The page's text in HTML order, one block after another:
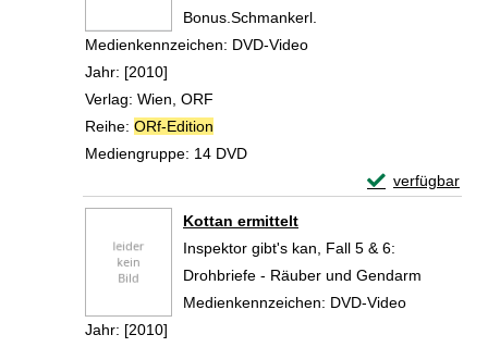
Bonus.Schmankerl.
Suche nach diesem Verfasser
Medienkennzeichen: DVD-Video
Jahr: [2010]
Verlag: Wien, ORF
Reihe: ORf-Edition
Mediengruppe: 14 DVD
verfügbar
Exemplar-
Kottan ermittelt
Inspektor gibt's kan, Fall 5 & 6:
Drohbriefe - Räuber und Gendarm
Suche nach diesem Verfasser
Medienkennzeichen: DVD-Video
Jahr: [2010]